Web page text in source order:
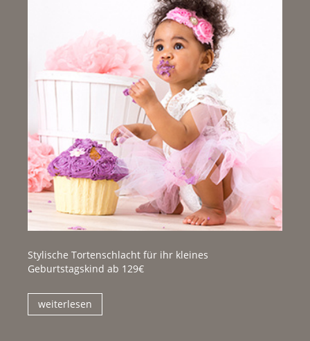
Stylische Tortenschlacht für ihr kleines
Geburtstagskind ab 129€
weiterlesen